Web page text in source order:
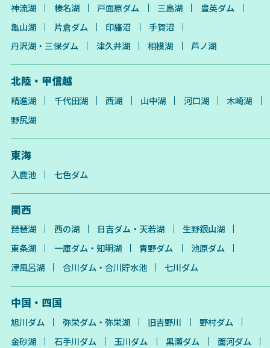
神流湖
榛名湖 戸面原ダム 三島湖
豊英ダム
亀山湖
片倉ダム 印旛沼
手賀沼
丹沢湖・三保ダム
津久井湖 相模湖 芦ノ湖
北陸・甲信越
精進湖 千代田湖 西湖 山中湖 河口湖
木崎湖
野尻湖
東海
入鹿池 七色ダム
関西
琵琶湖 西の湖 日吉ダム・天若湖
生野銀山湖
東条湖
一庫ダム・知明湖 青野ダム
池原ダム
津風呂湖
合川ダム・合川貯水池 七川ダム
中国・四国
旭川ダム 弥栄ダム・弥栄湖 旧吉野川
野村ダム
金砂湖
石手川ダム 玉川ダム 黒瀬ダム
面河ダム